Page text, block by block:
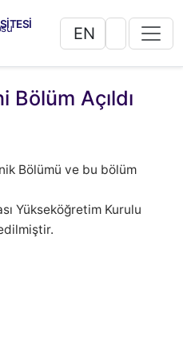
EN
Bölüm Açıldı
Bölümü ve bu bölüm
Yükseköğretim Kurulu